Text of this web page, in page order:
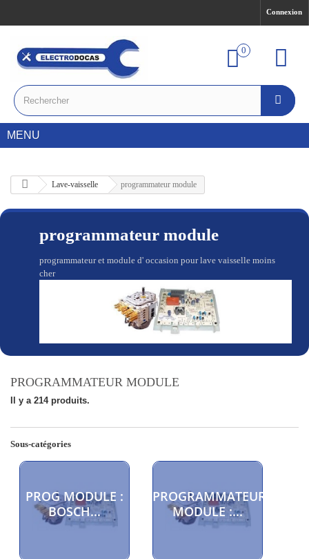
Connexion
0
MENU
Lave-vaisselle programmateur module
programmateur module
programmateur et module d' occasion pour lave vaisselle moins
cher
PROGRAMMATEUR MODULE
Il y a 214 produits.
Sous-catégories
PROG MODULE :
BOSCH...
PROGRAMMATEUR
MODULE :...